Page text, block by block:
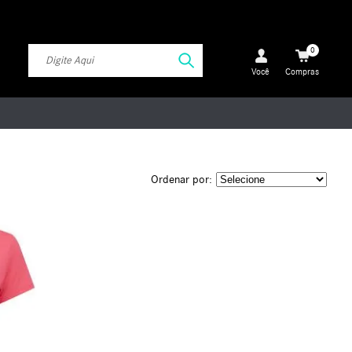
Você Compras
0
Ordenar por: